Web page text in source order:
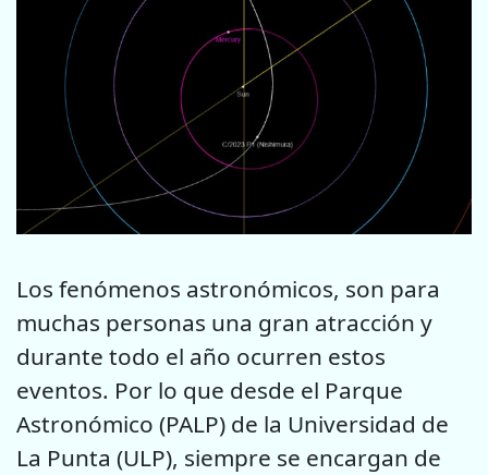
Los fenómenos astronómicos, son para
muchas personas una gran atracción y
durante todo el año ocurren estos
eventos. Por lo que desde el Parque
Astronómico (PALP) de la Universidad de
La Punta (ULP), siempre se encargan de